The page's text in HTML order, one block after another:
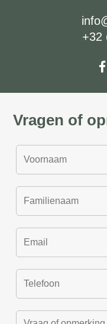
+32
Vragen of